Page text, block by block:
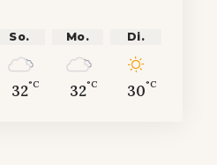
So.
32°C
Mo.
32°C
Di.
30°C